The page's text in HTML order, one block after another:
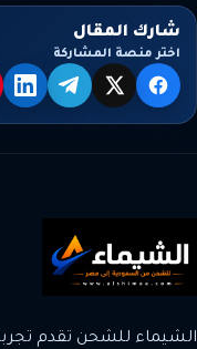
شارك المقال
اختر منصة المشاركة
فيسبوك
X تيليجرام
الشيماء للشحن تقدم